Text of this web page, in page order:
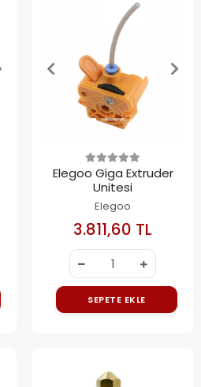
Elegoo Giga Extruder
Unitesi
Elegoo
3.811,60 TL
SEPETE EKLE